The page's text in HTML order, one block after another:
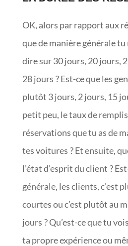
OK, alors par rapport aux
que de manière générale tu
dire sur 30 jours, 20 jours,
28 jours ? Est-ce que les
plutôt 3 jours, 2 jours, 15
petit peu, le taux de
réservations que tu as de
tes voitures ? Et ensuite,
l’état d’esprit du client ?
générale, les clients, c’est
courtes ou c’est plutôt au
jours ? Qu’est-ce que tu
ta propre expérience ou